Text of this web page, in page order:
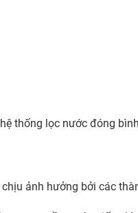
hệ thống lọc nước đóng
ảnh hưởng bởi các